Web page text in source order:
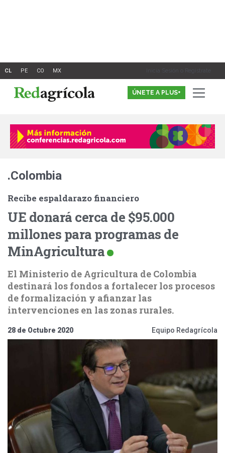
Inicia Sesión o Registrate
ÚNETE A PLUS+
.Colombia
Recibe espaldarazo financiero
UE donará cerca de $95.000
millones para programas de
MinAgricultura
El Ministerio de Agricultura de Colombia
destinará los fondos a fortalecer los procesos
de formalización y afianzar las
intervenciones en las zonas rurales.
28 de Octubre 2020 Equipo Redagrícola